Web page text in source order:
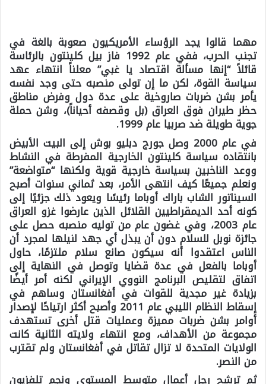
مهما قالوا يجد الرؤساء الأمريكيون صعوبة بالغة في
تجنب الحرب، ففي عام 1992 فاز بيل كلينتون بالرئاسة
قائلاً “إنها مسألة اقتصاد يا غبي” معلناً انتهاء عهد
سياسة القوة، لكن ما إن تولى منصبه حتى وجد نفسه
يأمر بشن ضربات صاروخية على عدة دول وفرض مناطق
حظر طيران فوق العراق (بل وقصفه أحياناً)، وشن حملة
جوية طويلة ضد صربيا عام 1999.
في عام 2000 وصل جورج دبليو بوش إلى البيت الأبيض
بانتقاده سياسة كلينتون الخارجية المفرطة في النشاط
ووعد الناخبين بسياسة خارجية قوية ولكنها “متواضعة”
ونعلم جميعًا كيف انتهى الأمر، بعد ثماني سنوات أصبح
السيناتور الشاب باراك أوباما رئيسًا ويعود ذلك جزئيًا إلى
كونه أحد الديمقراطيين القلائل الذين عارضوا غزو العراق
عام 2003، وفي غضون عام من توليه منصبه حصل على
جائزة نوبل للسلام دون أن يبذل أي جهد لنيلها لمجرد أن
الناس اعتقدوا أنه سيكون صانع سلام ملتزمًا، حاول
أوباما بالفعل في عدة قضايا وتوصل في النهاية إلى
اتفاق لتقليص البرنامج النووي الإيراني لكنه أمر أيضًا
بزيادة غير مجدية للقوات في أفغانستان وساهم في
إسقاط النظام الليبي عام 2011 وأصبح أكثر ارتياحًا لإصدار
أوامر بشن ضربات مميزة وعمليات قتل أخرى تستهدف
مجموعة من الأهداف، ومع انتهاء ولايته الثانية كانت
الولايات المتحدة لا تزال تقاتل في أفغانستان ولم تقترب
من النصر.
ثم ترشح رجل أعمال متوسط ​​المستوى ونجم تلفزيون